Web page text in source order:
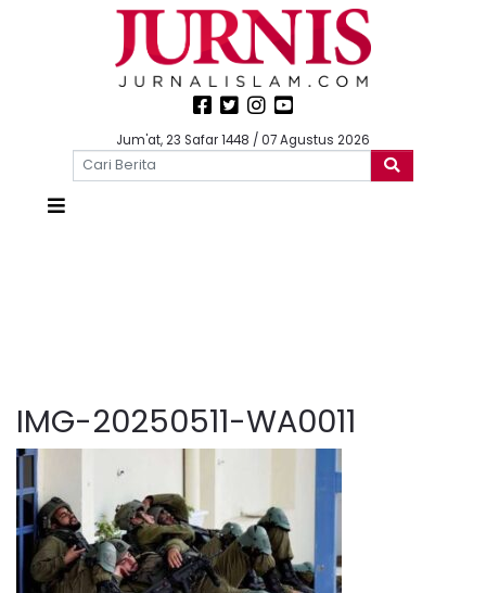
Jum'at, 23 Safar 1448 / 07 Agustus 2026
IMG-20250511-WA0011